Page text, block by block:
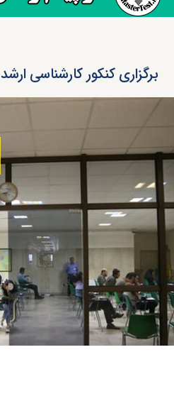
برگزاری کنکور کارشناسی ارشد ۹۹ در زمان مقرر